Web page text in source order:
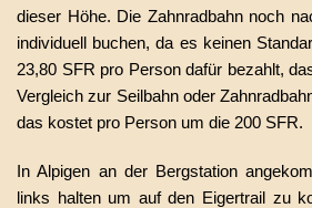
dieser Höhe. Die Zahnradbahn noch
individuell buchen, da es keinen
23,80 SFR pro Person dafür bezahlt,
Vergleich zur Seilbahn oder
das kostet pro Person um die 200 SFR.
In Alpigen an der Bergstation
links halten um auf den Eigertrail zu